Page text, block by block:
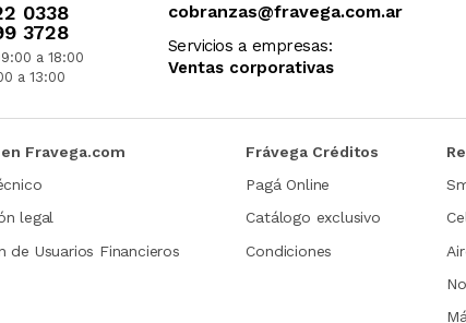
0338
3728
a 18:00
a 13:00
cobranzas@fravega.com.ar
Servicios a empresas:
Ventas corporativas
Fravega.com
legal
de Usuarios Financieros
Frávega Créditos
Pagá Online
Catálogo exclusivo
Condiciones